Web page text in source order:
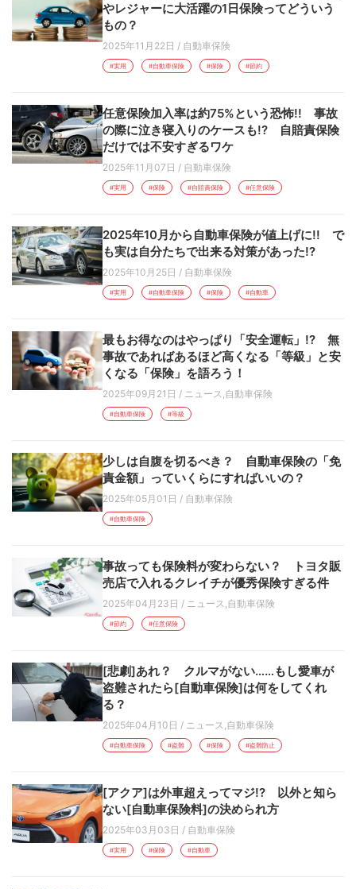
やレジャーに大活躍の1日保険ってどういう
もの？
2025年11月22日 / 自動車保険
#実用 #自動車保険 #保険 #節約
任意保険加入率は約75%という恐怖!! 事故
の際に泣き寝入りのケースも!? 自賠責保険
だけでは不安すぎるワケ
2025年11月07日 / 自動車保険
#実用 #保険 #自賠責保険 #任意保険
2025年10月から自動車保険が値上げに!! で
も実は自分たちで出来る対策があった!?
2025年10月25日 / 自動車保険
#実用 #自動車保険 #保険 #自動車
最もお得なのはやっぱり「安全運転」!? 無
事故であればあるほど高くなる「等級」と安
くなる「保険」を語ろう！
2025年09月21日 / ニュース ,自動車保険
#自動車保険 #等級
少しは自腹を切るべき？ 自動車保険の「免
責金額」っていくらにすればいいの？
2025年05月01日 / 自動車保険
#自動車保険
事故っても保険料が変わらない？ トヨタ販
売店で入れるクレイチが優秀保険すぎる件
2025年04月23日 / ニュース ,自動車保険
#節約 #任意保険
[悲劇]あれ？ クルマがない……もし愛車が
盗難されたら[自動車保険]は何をしてくれ
る？
2025年04月10日 / ニュース ,自動車保険
#自動車保険 #盗難 #保険 #盗難防止
[アクア]は外車超えってマジ!? 以外と知ら
ない[自動車保険料]の決められ方
2025年03月03日 / 自動車保険
#実用 #保険 #自動車